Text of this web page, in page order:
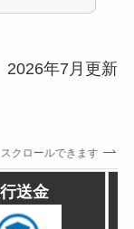
め入金方法に
ですか？
前に入金でき
2026年7月更新
スクロールできます
送金